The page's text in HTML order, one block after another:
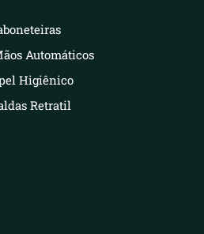
Automáticos
Higiênico
Retratil